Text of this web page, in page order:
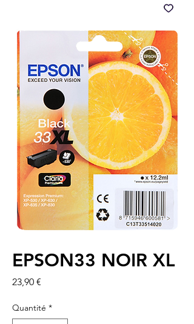
EPSON33 NOIR XL
23,90 €
Quantité *